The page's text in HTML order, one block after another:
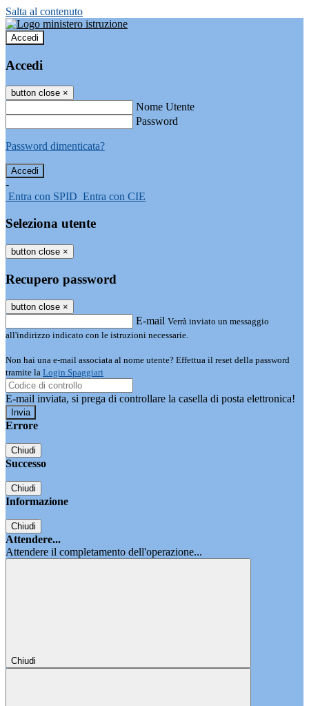
Salta al contenuto
Accedi
Accedi
button close ×
Nome Utente
Password
Password dimenticata?
-
Entra con SPID Entra con CIE
Seleziona utente
button close ×
Recupero password
button close ×
E-mail Verrà inviato un messaggio
all'indirizzo indicato con le istruzioni necessarie.
Non hai una e-mail associata al nome utente? Effettua il reset della password
tramite la Login Spaggiari
E-mail inviata, si prega di controllare la casella di posta elettronica!
Errore
Chiudi
Successo
Chiudi
Informazione
Chiudi
Attendere...
Attendere il completamento dell'operazione...
Chiudi